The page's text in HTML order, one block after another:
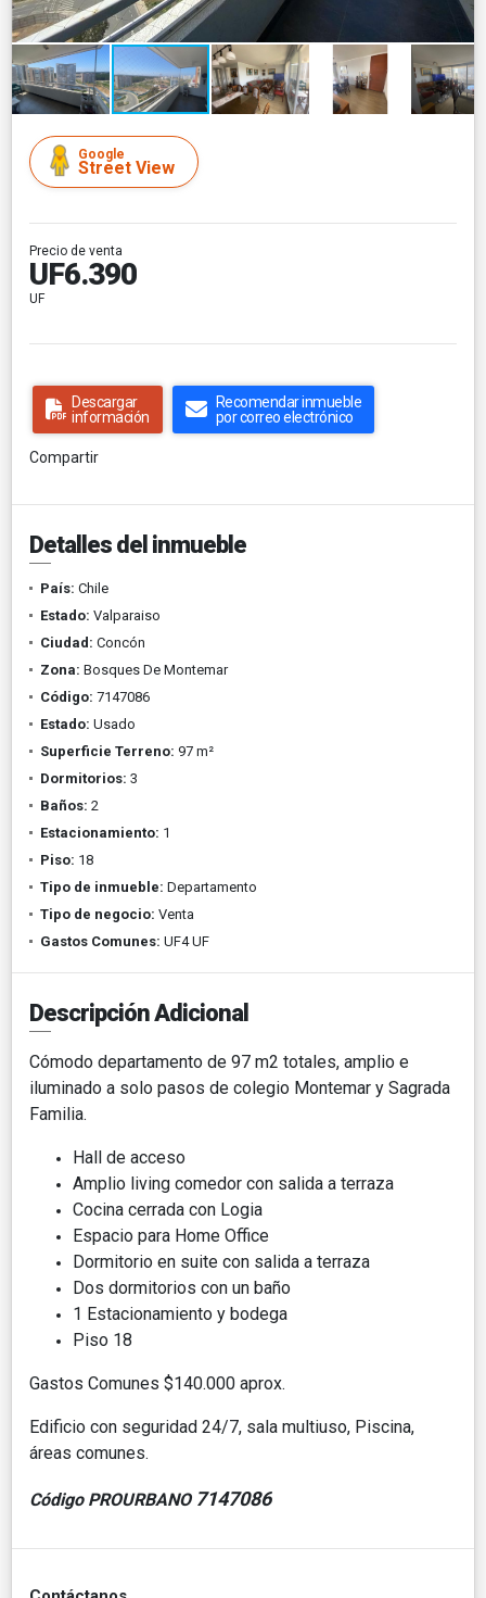
Google
Street View
Precio de venta
UF6.390
UF
Descargar
información
Recomendar inmueble
por correo electrónico
Compartir
Detalles del inmueble
País: Chile
Estado: Valparaiso
Ciudad: Concón
Zona: Bosques De Montemar
Código: 7147086
Estado: Usado
Superficie Terreno: 97 m²
Dormitorios: 3
Baños: 2
Estacionamiento: 1
Piso: 18
Tipo de inmueble: Departamento
Tipo de negocio: Venta
Gastos Comunes: UF4 UF
Descripción Adicional
Cómodo departamento de 97 m2 totales, amplio e
iluminado a solo pasos de colegio Montemar y Sagrada
Familia.
Hall de acceso
Amplio living comedor con salida a terraza
Cocina cerrada con Logia
Espacio para Home Office
Dormitorio en suite con salida a terraza
Dos dormitorios con un baño
1 Estacionamiento y bodega
Piso 18
Gastos Comunes $140.000 aprox.
Edificio con seguridad 24/7, sala multiuso, Piscina,
áreas comunes.
Código PROURBANO 7147086